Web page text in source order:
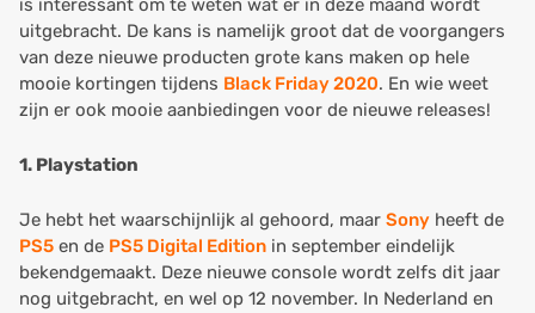
is interessant om te weten wat er in deze maand wordt
uitgebracht. De kans is namelijk groot dat de voorgangers
van deze nieuwe producten grote kans maken op hele
mooie kortingen tijdens Black Friday 2020. En wie weet
zijn er ook mooie aanbiedingen voor de nieuwe releases!
1. Playstation
Je hebt het waarschijnlijk al gehoord, maar Sony heeft de
PS5 en de PS5 Digital Edition in september eindelijk
bekendgemaakt. Deze nieuwe console wordt zelfs dit jaar
nog uitgebracht, en wel op 12 november. In Nederland en